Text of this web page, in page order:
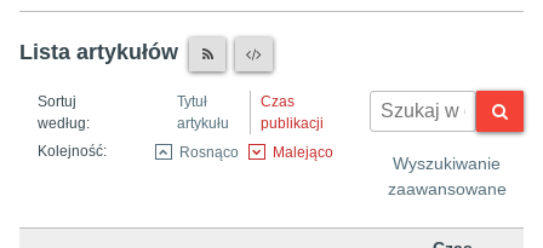
Lista artykułów
Sortuj
według:
Tytuł
artykułu
Czas
publikacji
Kolejność:
Rosnąco Malejąco
Wyszukiwanie
zaawansowane